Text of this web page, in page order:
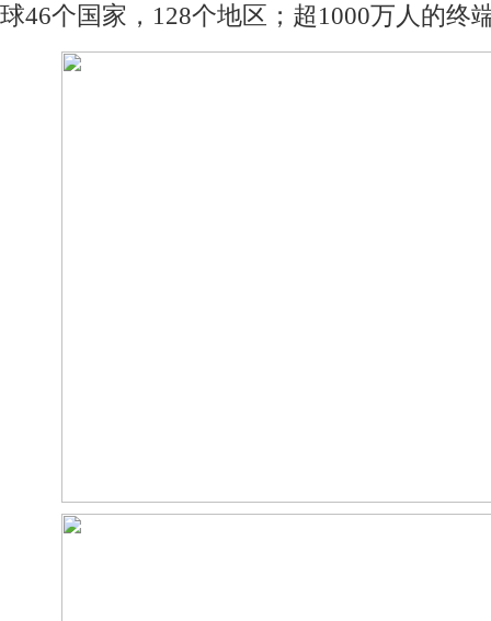
球46个国家，128个地区；超1000万人的终